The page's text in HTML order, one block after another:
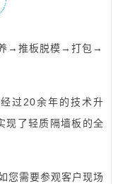
→推板脱模→打包→
过20余年的技术升
现了轻质隔墙板的全
您需要参观客户现场